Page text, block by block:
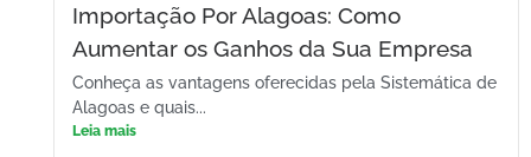
Importação Por Alagoas: Como
Aumentar os Ganhos da Sua Empresa
Conheça as vantagens oferecidas pela Sistemática de
Alagoas e quais...
Leia mais